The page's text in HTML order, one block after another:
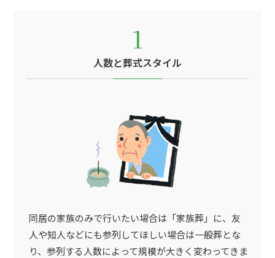
1
人数と葬式スタイル
同居の家族のみで行いたい場合は「家族葬」に、友
人や知人などにも参列してほしい場合は一般葬とな
り、参列する人数によって規模が大きく変わってきま